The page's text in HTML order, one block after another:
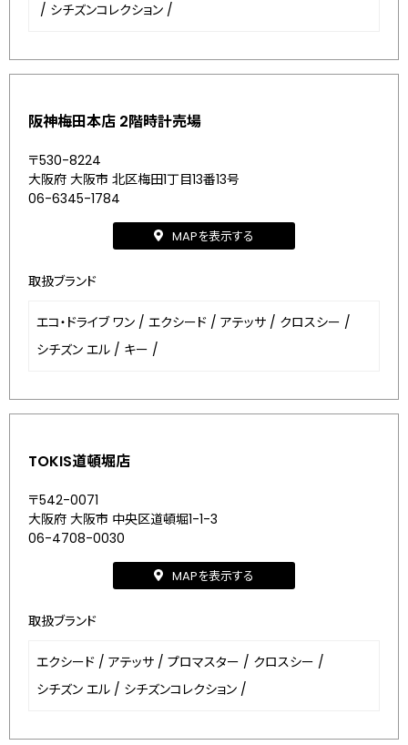
/ シチズンコレクション /
阪神梅田本店 2階時計売場
〒530-8224
大阪府 大阪市 北区梅田1丁目13番13号
06-6345-1784
MAPを表示する
取扱ブランド
エコ・ドライブ ワン / エクシード / アテッサ / クロスシー /
シチズン エル / キー /
TOKIS道頓堀店
〒542-0071
大阪府 大阪市 中央区道頓堀1-1-3
06-4708-0030
MAPを表示する
取扱ブランド
エクシード / アテッサ / プロマスター / クロスシー /
シチズン エル / シチズンコレクション /